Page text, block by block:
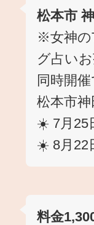
松本市
※女神の
グ占いお
同時開
松本市神
☀️ 7月25
☀️ 8月22
料金